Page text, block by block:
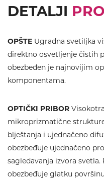
DETALJI
OPŠTE Ugradna svetiljka
direktno osvetljenje čistih
obezbeđen je najnovijim
komponentama.
OPTIČKI PRIBOR
mikroprizmatične
blještanja i ujednačeno
obezbeđuje ujednačeno
sagledavanja izvora
obezbeđuje glatku